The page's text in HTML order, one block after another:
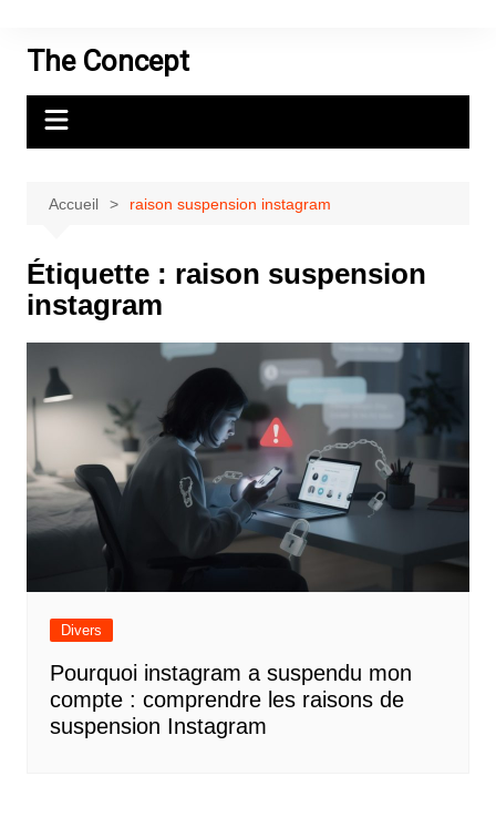
contenuThe Concept
Accueil raison suspension instagram
Étiquette : raison suspension
instagram
Divers
Pourquoi instagram a suspendu mon
compte : comprendre les raisons de
suspension Instagram